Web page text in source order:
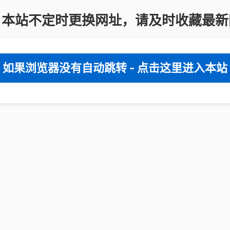
站不定时更换网址，请及时收藏最
如果浏览器没有自动跳转 - 点击这里进入本站